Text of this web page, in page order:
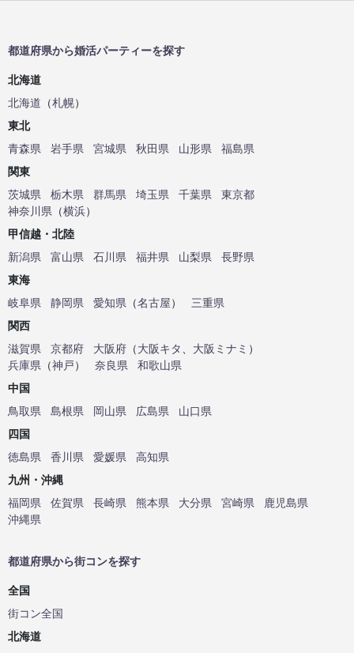
都道府県から婚活パーティーを探す
北海道
北海道 （札幌）
東北
青森県
岩手県 宮城県 秋田県 山形県
福島県
関東
茨城県
栃木県 群馬県 埼玉県 千葉県
東京都
神奈川県 （横浜）
甲信越・北陸
新潟県
富山県 石川県 福井県 山梨県
長野県
東海
岐阜県
静岡県 愛知県 （名古屋）
三重県
関西
滋賀県
京都府 大阪府 （大阪キタ 大阪ミナミ ）
兵庫県 （神戸） 奈良県
和歌山県
中国
鳥取県
島根県 岡山県 広島県
山口県
四国
徳島県
香川県 愛媛県
高知県
九州・沖縄
福岡県
佐賀県 長崎県 熊本県 大分県 宮崎県
鹿児島県
沖縄県
都道府県から街コンを探す
全国
街コン全国
北海道